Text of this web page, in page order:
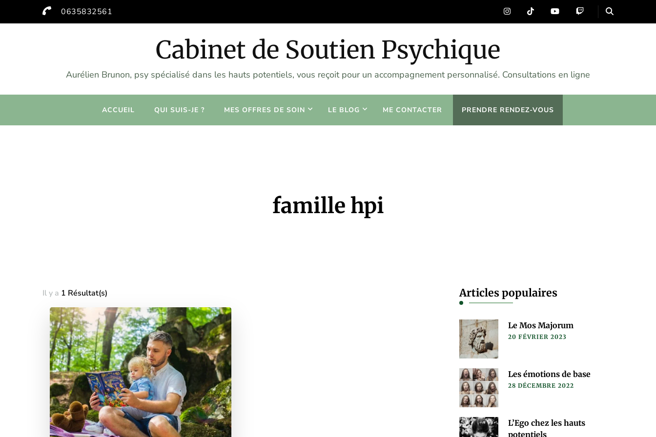
0635832561
Cabinet de Soutien Psychique
Aurélien Brunon, psy spécialisé dans les hauts potentiels, vous reçoit pour un accompagnement personnalisé. Consultations en ligne
ACCUEIL QUI SUIS-JE ? MES OFFRES DE SOIN LE BLOG ME CONTACTER PRENDRE RENDEZ-VOUS
famille hpi
Il y a 1 Résultat(s) Articles populaires
Le Mos Majorum
20 FÉVRIER 2023
Les émotions de base
28 DÉCEMBRE 2022
L’Ego chez les hauts
potentiels